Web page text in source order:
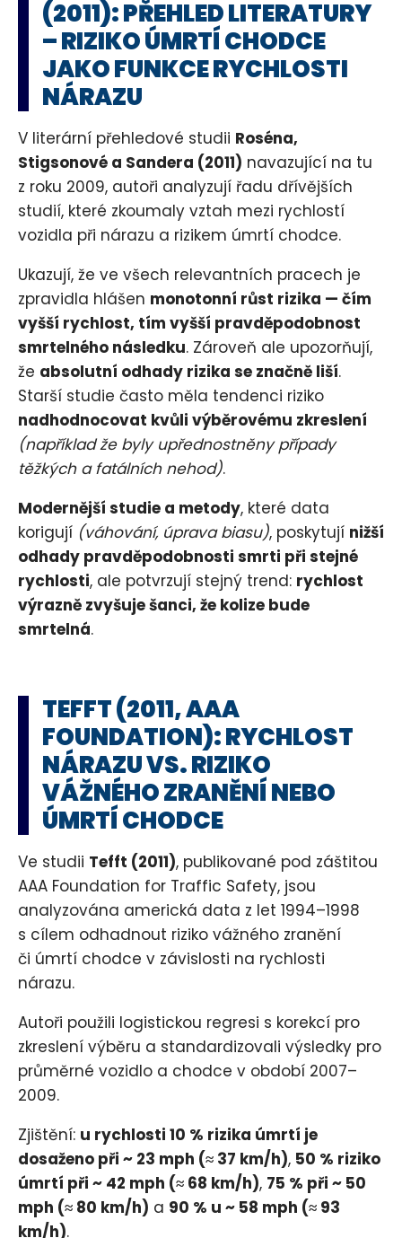
(2011): PŘEHLED LITERATURY
– RIZIKO ÚMRTÍ CHODCE
JAKO FUNKCE RYCHLOSTI
NÁRAZU
V literární přehledové studii Roséna,
Stigsonové a Sandera (2011) navazující na tu
z roku 2009, autoři analyzují řadu dřívějších
studií, které zkoumaly vztah mezi rychlostí
vozidla při nárazu a rizikem úmrtí chodce.
Ukazují, že ve všech relevantních pracech je
zpravidla hlášen monotonní růst rizika — čím
vyšší rychlost, tím vyšší pravděpodobnost
smrtelného následku. Zároveň ale upozorňují,
že absolutní odhady rizika se značně liší.
Starší studie často měla tendenci riziko
nadhodnocovat kvůli výběrovému zkreslení
(například že byly upřednostněny případy
těžkých a fatálních nehod).
Modernější studie a metody, které data
korigují (váhování, úprava biasu), poskytují nižší
odhady pravděpodobnosti smrti při stejné
rychlosti, ale potvrzují stejný trend: rychlost
výrazně zvyšuje šanci, že kolize bude
smrtelná.
TEFFT (2011, AAA
FOUNDATION): RYCHLOST
NÁRAZU VS. RIZIKO
VÁŽNÉHO ZRANĚNÍ NEBO
ÚMRTÍ CHODCE
Ve studii Tefft (2011), publikované pod záštitou
AAA Foundation for Traffic Safety, jsou
analyzována americká data z let 1994–1998
s cílem odhadnout riziko vážného zranění
či úmrtí chodce v závislosti na rychlosti
nárazu.
Autoři použili logistickou regresi s korekcí pro
zkreslení výběru a standardizovali výsledky pro
průměrné vozidlo a chodce v období 2007–
2009.
Zjištění: u rychlosti 10 % rizika úmrtí je
dosaženo při ~ 23 mph (≈ 37 km/h), 50 % riziko
úmrtí při ~ 42 mph (≈ 68 km/h), 75 % při ~ 50
mph (≈ 80 km/h) a 90 % u ~ 58 mph (≈ 93
km/h).